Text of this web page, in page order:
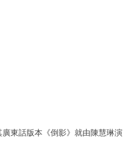
東話版本《倒影》就由陳慧琳演